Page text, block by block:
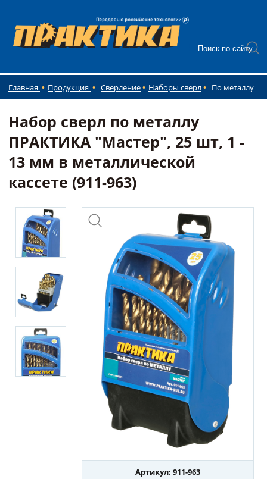
Главная Продукция Сверление Наборы сверл По металлу
Набор сверл по металлу
ПРАКТИКА "Мастер", 25 шт, 1 -
13 мм в металлической
кассете (911-963)
Артикул: 911-963